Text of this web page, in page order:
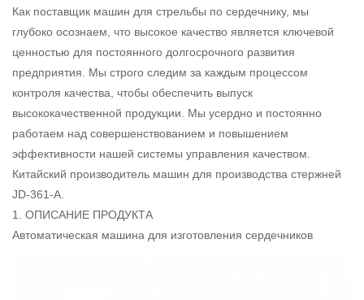
Как поставщик машин для стрельбы по сердечнику, мы
глубоко осознаем, что высокое качество является ключевой
ценностью для постоянного долгосрочного развития
предприятия. Мы строго следим за каждым процессом
контроля качества, чтобы обеспечить выпуск
высококачественной продукции. Мы усердно и постоянно
работаем над совершенствованием и повышением
эффективности нашей системы управления качеством.
Китайский производитель машин для производства стержней
JD-361-A.
1. ОПИСАНИЕ ПРОДУКТА
Автоматическая машина для изготовления сердечников